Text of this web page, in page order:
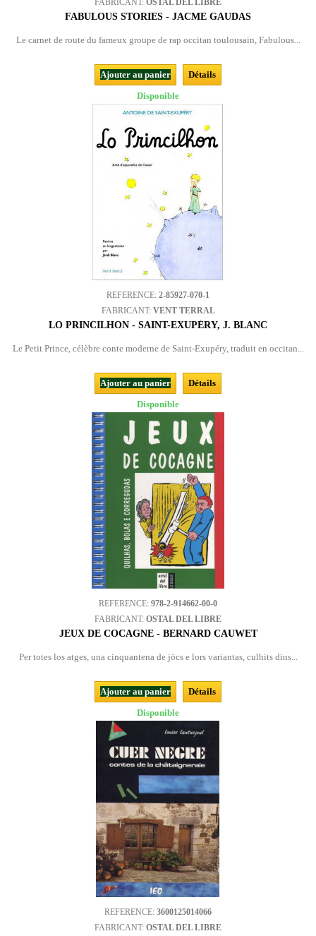
FABRICANT: OSTAL DEL LIBRE
FABULOUS STORIES - JACME GAUDAS
Le carnet de route du fameux groupe de rap occitan toulousain, Fabulous...
Ajouter au panier
Détails
Disponible
REFERENCE: 2-85927-070-1
FABRICANT: VENT TERRAL
LO PRINCILHON - SAINT-EXUPÉRY, J. BLANC
Le Petit Prince, célèbre conte moderne de Saint-Exupéry, traduit en occitan...
Ajouter au panier
Détails
Disponible
REFERENCE: 978-2-914662-00-0
FABRICANT: OSTAL DEL LIBRE
JEUX DE COCAGNE - BERNARD CAUWET
Per totes los atges, una cinquantena de jòcs e lors variantas, culhits dins...
Ajouter au panier
Détails
Disponible
REFERENCE: 3600125014066
FABRICANT: OSTAL DEL LIBRE